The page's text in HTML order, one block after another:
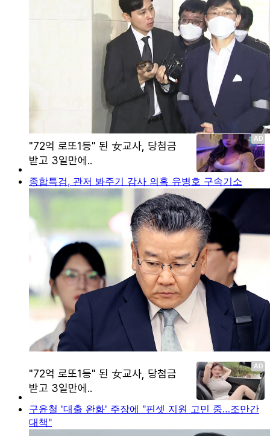
종합특검, 관저 봐주기 감사 의혹 유병호 구속기소
구윤철 '대출 완화' 주장에 "핀셋 지원 고민 중…조만간
대책"